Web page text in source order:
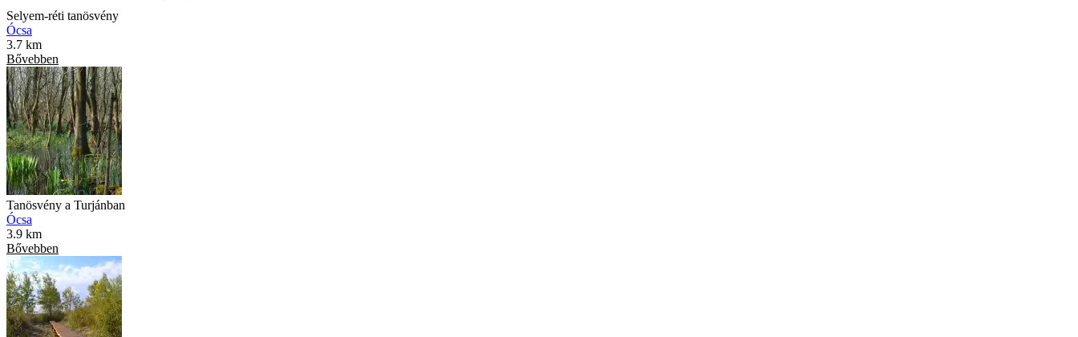
Selyem-réti tanösvény
Ócsa
3.7 km
Bővebben
Tanösvény a Turjánban
Ócsa
3.9 km
Bővebben